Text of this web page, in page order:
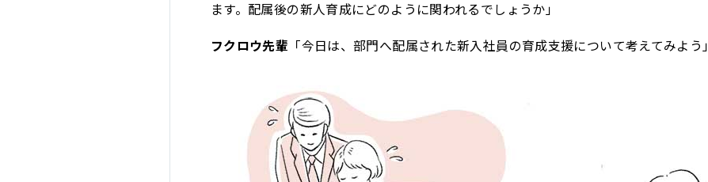
ます。配属後の新人育成にどのように関われるでしょうか」
フクロウ先輩 「今日は、部門へ配属された新入社員の育成支援について考えてみよう」